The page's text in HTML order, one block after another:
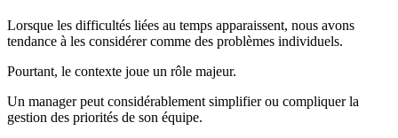
Lorsque les difficultés liées au temps apparaissent, nous avons
tendance à les considérer comme des problèmes individuels.
Pourtant, le contexte joue un rôle majeur.
Un manager peut considérablement simplifier ou compliquer la
gestion des priorités de son équipe.